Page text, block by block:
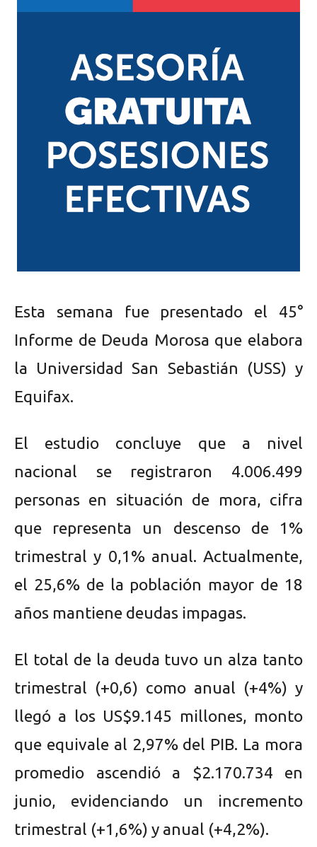
Esta semana fue presentado el 45°
Informe de Deuda Morosa que elabora
la Universidad San Sebastián (USS) y
Equifax.
El estudio concluye que a nivel
nacional se registraron 4.006.499
personas en situación de mora, cifra
que representa un descenso de 1%
trimestral y 0,1% anual. Actualmente,
el 25,6% de la población mayor de 18
años mantiene deudas impagas.
El total de la deuda tuvo un alza tanto
trimestral (+0,6) como anual (+4%) y
llegó a los US$9.145 millones, monto
que equivale al 2,97% del PIB. La mora
promedio ascendió a $2.170.734 en
junio, evidenciando un incremento
trimestral (+1,6%) y anual (+4,2%).